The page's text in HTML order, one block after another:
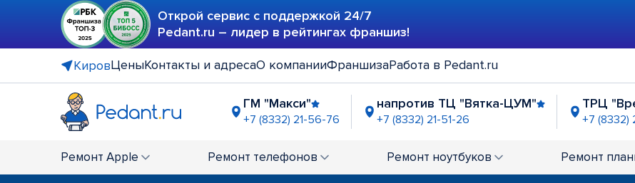
Открой сервис с поддержкой 24/7
Pedant.ru – лидер в рейтингах франшиз!
КировЦеныКонтакты и адресаО компанииФраншизаРабота в Pedant.ru
ГМ "Макси"
+7 (8332) 21-56-76
напротив ТЦ "Вятка-ЦУМ"
+7 (8332) 21-51-26
ТРЦ
+7 (8332)
+7 (8332) 21-11-80 +7 (8332) 21-10-91 +7 (8332)
Ремонт Apple Ремонт телефонов Ремонт ноутбуков Ремонт